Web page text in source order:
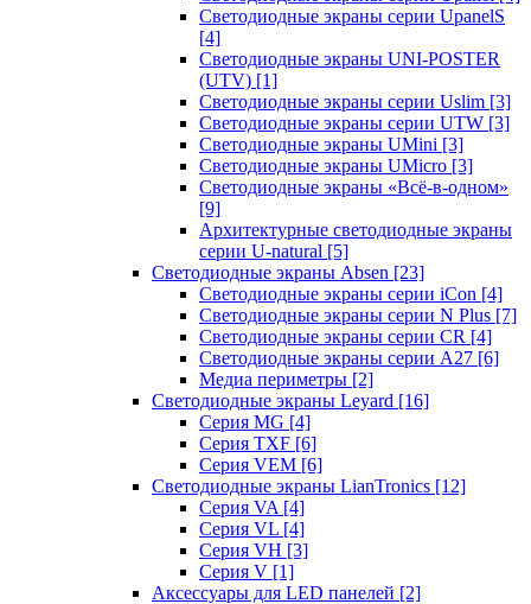
Светодиодные экраны серии UpanelS
[4]
Светодиодные экраны UNI-POSTER
(UTV) [1]
Светодиодные экраны серии Uslim [3]
Светодиодные экраны серии UTW [3]
Светодиодные экраны UMini [3]
Светодиодные экраны UMicro [3]
Светодиодные экраны «Всё-в-одном»
[9]
Архитектурные светодиодные экраны
серии U-natural [5]
Светодиодные экраны Absen [23]
Светодиодные экраны серии iCon [4]
Светодиодные экраны серии N Plus [7]
Светодиодные экраны серии CR [4]
Светодиодные экраны серии А27 [6]
Медиа периметры [2]
Светодиодные экраны Leyard [16]
Серия MG [4]
Серия TXF [6]
Серия VEM [6]
Светодиодные экраны LianTronics [12]
Серия VA [4]
Серия VL [4]
Серия VH [3]
Серия V [1]
Аксессуары для LED панелей [2]